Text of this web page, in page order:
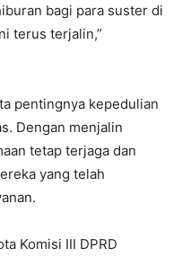
bagi para suster di
terus terjalin,”
pentingnya kepedulian
Dengan menjalin
tetap terjaga dan
yang telah
Komisi III DPRD